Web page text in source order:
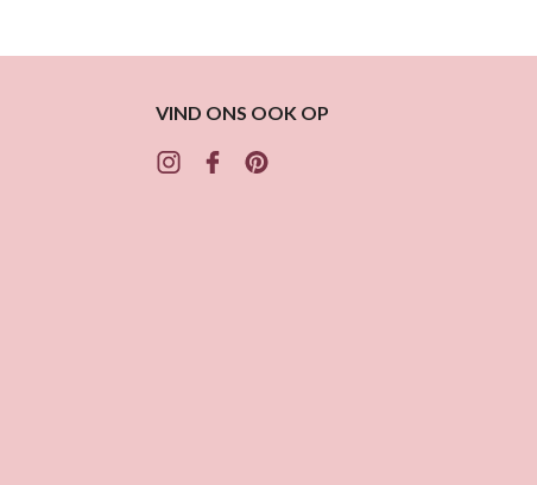
VIND ONS OOK OP